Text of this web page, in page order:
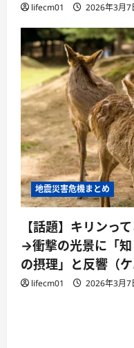
lifecm01 2026年3月7
地震災害危機まとめ
【話題】キリンっ
→衝撃の光景に「
の摂理」と反響（ケ
lifecm01 2026年3月7